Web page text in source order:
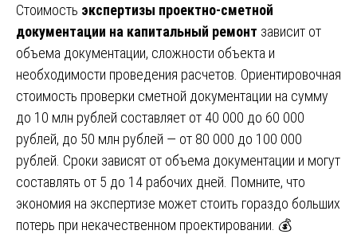
Стоимость экспертизы проектно-сметной
документации на капитальный ремонт зависит от
объема документации, сложности объекта и
необходимости проведения расчетов. Ориентировочная
стоимость проверки сметной документации на сумму
до 10 млн рублей составляет от 40 000 до 60 000
рублей, до 50 млн рублей — от 80 000 до 100 000
рублей. Сроки зависят от объема документации и могут
составлять от 5 до 14 рабочих дней. Помните, что
экономия на экспертизе может стоить гораздо больших
потерь при некачественном проектировании. 💰